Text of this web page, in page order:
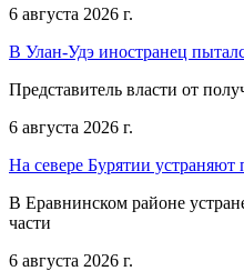
6 августа 2026 г.
В Улан-Удэ иностранец
Представитель власти от
6 августа 2026 г.
На севере Бурятии устраняют
В Еравнинском районе
части
6 августа 2026 г.